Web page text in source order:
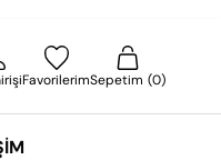
FavorilerimSepetim 0